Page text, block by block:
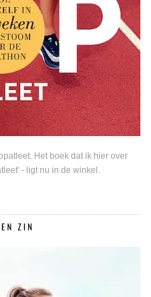
Het boek dat ik hier over
- ligt nu in de winkel.
ZIN